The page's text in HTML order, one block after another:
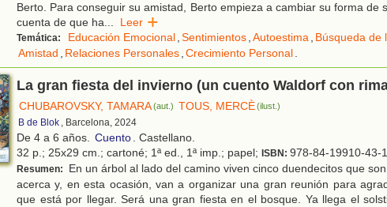
Berto. Para conseguir su amistad, Berto empieza a cambiar su forma de
cuenta de que ha... Leer
Temática: Educación Emocional,Sentimientos,Autoestima, Búsqueda de
Amistad , Relaciones Personales,Crecimiento Personal.
La gran fiesta del invierno (un cuento Waldorf con
CHUBAROVSKY, TAMARA(aut.) TOUS, MERCÈ(ilust.)
B de Blok , Barcelona, 2024
De 4 a 6 años. Cuento. Castellano.
32 p.; 25x29 cm.; cartoné; 1ª ed., 1ª imp.; papel; ISBN: 978-84-19910-43-1
Resumen:
En un árbol al lado del camino viven cinco duendecitos que
acerca y, en esta ocasión, van a organizar una gran reunión para
que está por llegar. Será una gran fiesta en el bosque. Ya llega el